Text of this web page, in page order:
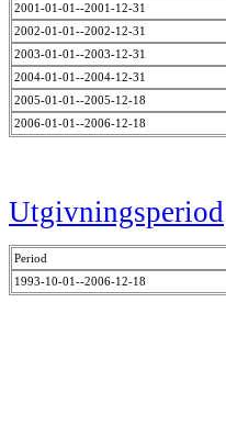
2001-01-01--2001-12-31
2002-01-01--2002-12-31
2003-01-01--2003-12-31
2004-01-01--2004-12-31
2005-01-01--2005-12-18
2006-01-01--2006-12-18
Utgivningsperiod
Period
1993-10-01--2006-12-18